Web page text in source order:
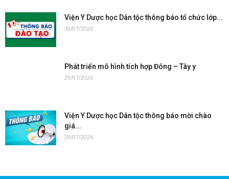
Viện Y Dược học Dân tộc thông báo tổ chức lớp...
30/07/2026
Phát triển mô hình tích hợp Đông – Tây y
29/07/2026
Viện Y Dược học Dân tộc thông báo mời chào
giá...
29/07/2026